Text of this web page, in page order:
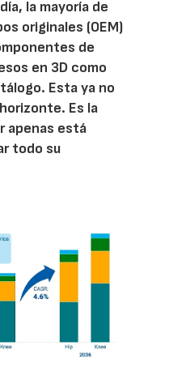
la mayoría de
originales (OEM)
de
en 3D como
Esta ya no
Es la
apenas está
todo su